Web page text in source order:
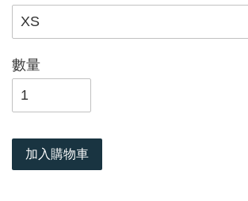
數量
加入購物車